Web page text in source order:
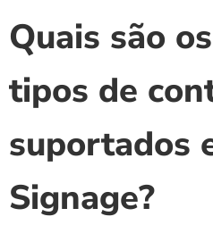
Quais são
tipos de
suportados
Signage?